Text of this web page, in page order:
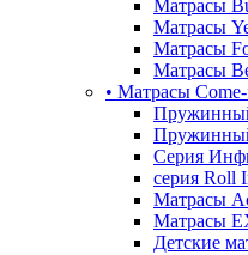
Матрасы
Матрасы
Матрасы
Матрасы
• Матрасы
Серия
серия Roll
Матрасы
Матрасы
Детские